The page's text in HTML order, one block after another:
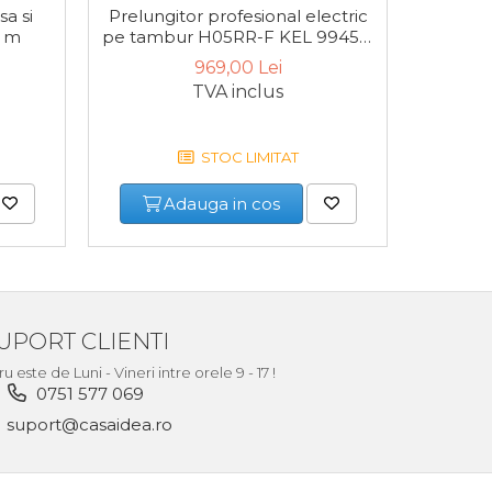
si
m
Prelungitor profesional electric
pe tambur H05RR-F KEL 99454,
30 m
969,00 Lei
TVA inclus
STOC LIMITAT
Adauga in cos
CLIENTI
este de Luni - Vineri intre orele 9 - 17 !
0751 577 069
suport@casaidea.ro